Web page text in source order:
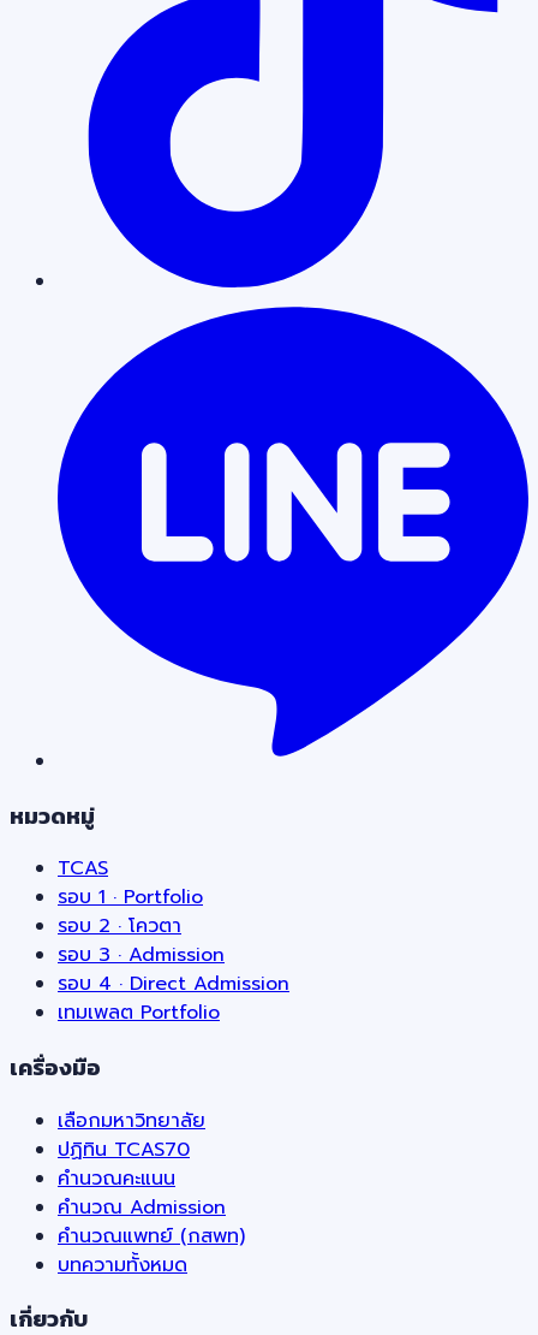
หมวดหมู่
TCAS
รอบ 1 · Portfolio
รอบ 2 · โควตา
รอบ 3 · Admission
รอบ 4 · Direct Admission
เทมเพลต Portfolio
เครื่องมือ
เลือกมหาวิทยาลัย
ปฏิทิน TCAS70
คำนวณคะแนน
คำนวณ Admission
คำนวณแพทย์ (กสพท)
บทความทั้งหมด
เกี่ยวกับ